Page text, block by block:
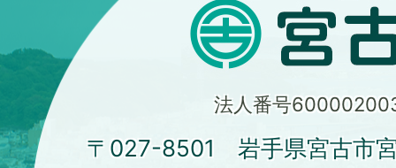
法人番号
〒027-8501 岩手県宮古市